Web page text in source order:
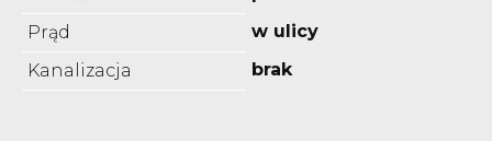
Prąd
w ulicy
Kanalizacja
brak